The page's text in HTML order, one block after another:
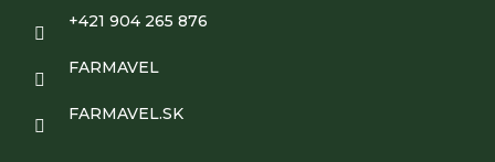
+421 904 265 876
FARMAVEL
FARMAVEL.SK